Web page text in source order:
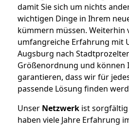
damit Sie sich um nichts
wichtigen Dinge in Ihrem
kümmern müssen.
umfangreiche Erfahrung mit
Augsburg nach
Größenordnung und können
garantieren, dass wir für
passende Lösung finden
Unser Netzwerk ist
haben viele Jahre Erfahrung